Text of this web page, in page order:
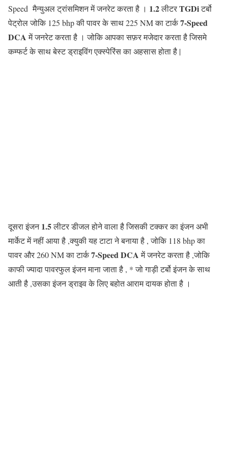
Speed मैन्युअल ट्रांसमिशन में जनरेट करता है । 1.2लीटरTGDiटर्बो
पेट्रोल जोकि 125 bhp की पावर के साथ 225 NM का टार्क7-Speed
DCAमें जनरेट करता है । जोकि आपका सफ़र मजेदार करता है जिसमे
कम्फर्ट के साथ बेस्ट ड्राइविंग एक्स्पेरिंस का अहसास होता है |
दूसरा इंजन1.5लीटर डीजल होने वाला है जिसकी टक्कर का इंजन अभी
मार्केट में नहीं आया है ,क्युकी यह टाटा ने बनाया है , जोकि 118 bhp का
पावर और 260 NM का टार्क7-Speed DCAमें जनरेट करता है ,जोकि
काफी ज्यादा पावरफुल इंजन माना जाता है , * जो गाड़ी टर्बो इंजन के साथ
आती है ,उसका इंजन ड्राइव के लिए बहोत आराम दायक होता है ।